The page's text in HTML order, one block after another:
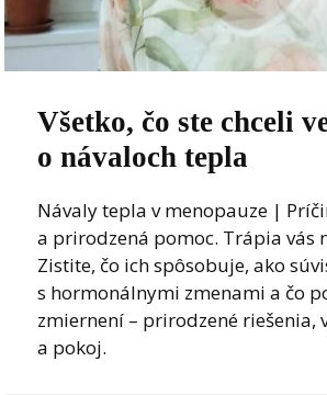
Všetko, čo ste chceli
o návaloch tepla
Návaly tepla v menopauze |
a prirodzená pomoc. Trápia vás
Zistite, čo ich spôsobuje, ako
s hormonálnymi zmenami a čo
zmiernení – prirodzené riešenia,
a pokoj.